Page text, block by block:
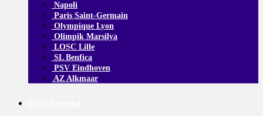
Napoli
Paris Saint-Germain
Olympique Lyon
Olimpik Marsilya
LOSC Lille
SL Benfica
PSV Eindhoven
AZ Alkmaar